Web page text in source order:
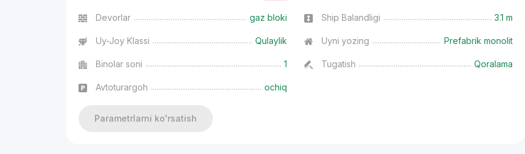
Devorlar gaz bloki Ship Balandligi 3.1 m
Uy-Joy Klassi Qulaylik Uyni yozing Prefabrik monolit
Binolar soni 1 Tugatish Qoralama
Avtoturargoh ochiq
Parametrlarni ko'rsatish